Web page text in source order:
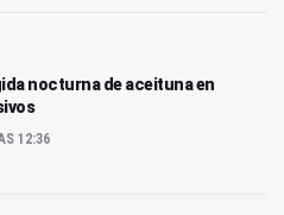
nocturna de aceituna en
12:36